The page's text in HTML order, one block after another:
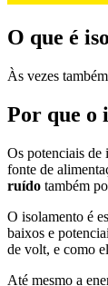
O que é
Às vezes
Por que o
Os potenciais de
fonte de
ruído também
O isolamento é
baixos e
de volt, e como
Até mesmo a